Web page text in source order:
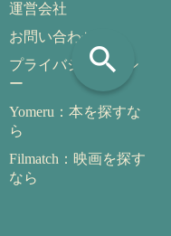
search
運営会社
お問い合わせ
プライバシーポリシ
ー
Yomeru：本を探すな
ら
Filmatch：映画を探す
なら